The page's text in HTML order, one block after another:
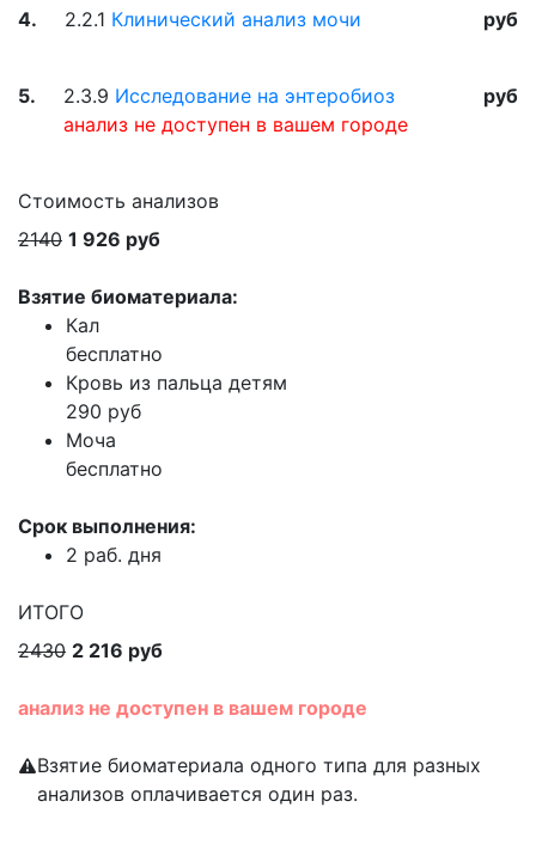
4. 2.2.1 Клинический анализ мочи руб
5. 2.3.9 Исследование на энтеробиоз
анализ не доступен в вашем городе
руб
Стоимость анализов
2140 1 926 руб
Взятие биоматериала:
Кал
бесплатно
Кровь из пальца детям
290 руб
Моча
бесплатно
Срок выполнения:
2 раб. дня
ИТОГО
2430 2 216 руб
анализ не доступен в вашем городе
Взятие биоматериала одного типа для разных
анализов оплачивается один раз.